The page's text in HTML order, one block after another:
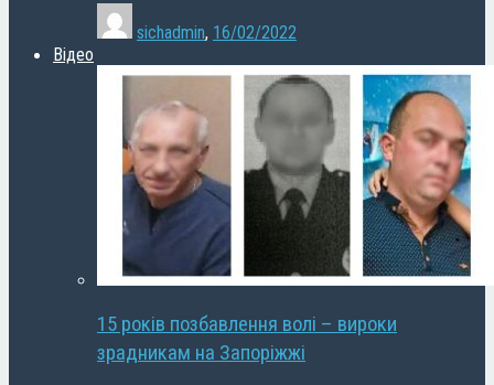
sichadmin, 16/02/2022
Відео
15 років позбавлення волі – вироки
зрадникам на Запоріжжі